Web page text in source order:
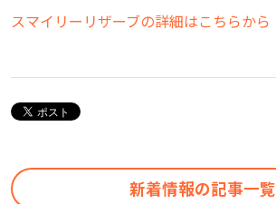
スマイリーリザーブの詳細はこちらから
新着情報の記事一覧